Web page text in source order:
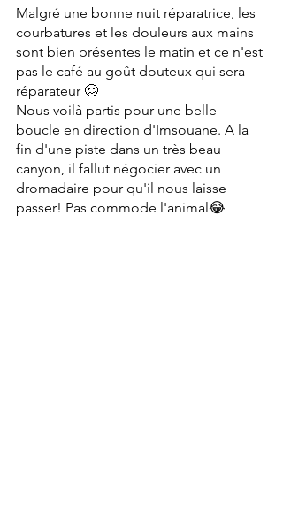
Malgré une bonne nuit réparatrice, les
courbatures et les douleurs aux mains
sont bien présentes le matin et ce n'est
pas le café au goût douteux qui sera
réparateur 🥴
Nous voilà partis pour une belle
boucle en direction d'Imsouane. A la
fin d'une piste dans un très beau
canyon, il fallut négocier avec un
dromadaire pour qu'il nous laisse
passer! Pas commode l'animal😂